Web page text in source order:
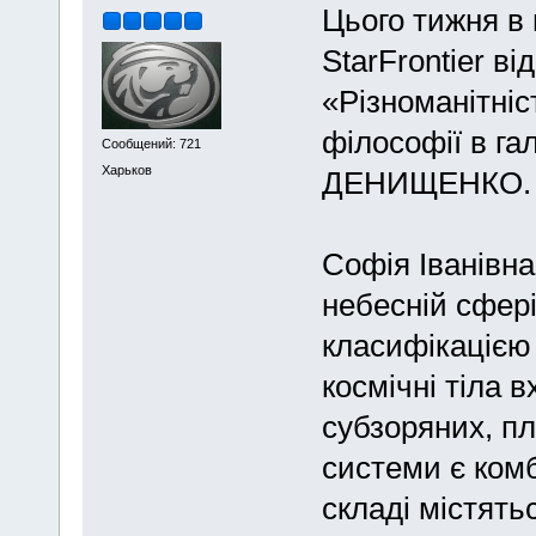
Сообщений: 721
Харьков
Цього тижня в
StarFrontier
філософії в
ДЕНИЩЕНКО.
Софія
небесній
космічні тіла
субзоряних,
системи є
складі